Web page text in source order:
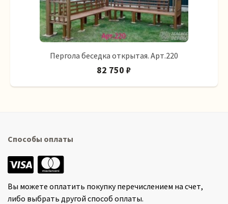
Пергола беседка открытая. Арт.220
82 750 ₽
Способы оплаты
Вы можете оплатить покупку перечислением на счет,
либо выбрать другой способ оплаты.